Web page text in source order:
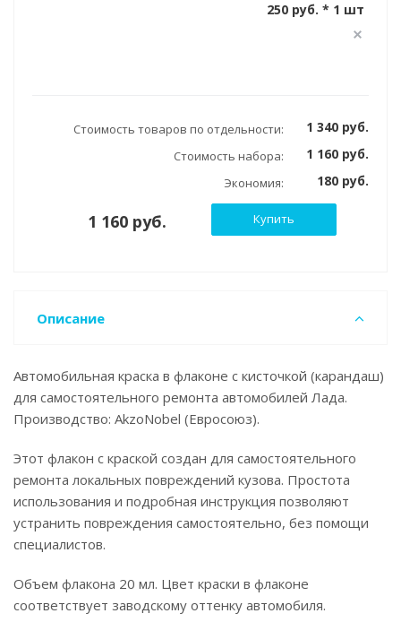
250 руб. * 1 шт
Стоимость товаров по отдельности: 1 340 руб.
Стоимость набора: 1 160 руб.
Экономия: 180 руб.
1 160 руб. Купить
Описание
Автомобильная краска в флаконе с кисточкой (карандаш)
для самостоятельного ремонта автомобилей Лада.
Производство: AkzoNobel (Евросоюз).
Этот флакон с краской создан для самостоятельного
ремонта локальных повреждений кузова. Простота
использования и подробная инструкция позволяют
устранить повреждения самостоятельно, без помощи
специалистов.
Объем флакона 20 мл. Цвет краски в флаконе
соответствует заводскому оттенку автомобиля.